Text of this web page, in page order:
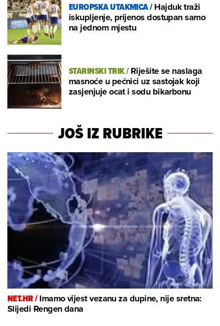
EUROPSKA UTAKMICA/Hajduk traži
iskupljenje, prijenos dostupan samo
na jednom mjestu
STARINSKI TRIK/Riješite se naslaga
masnoće u pećnici uz sastojak koji
zasjenjuje ocat i sodu bikarbonu
JOŠ IZ RUBRIKE
NET.HR /Imamo vijest vezanu za dupine, nije sretna:
Slijedi Rengen dana